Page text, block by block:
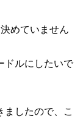
めていません
ドルにしたいで
ましたので、こ